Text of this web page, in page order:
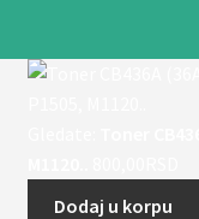
Dodaj u korpu